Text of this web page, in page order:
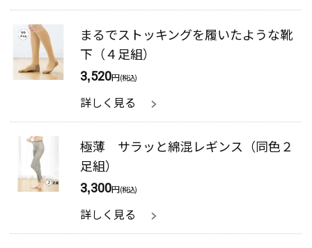
まるでストッキングを履いたような靴
下（４足組）
3,520円(税込)
詳しく見る
極薄 サラッと綿混レギンス（同色２
足組）
3,300円(税込)
詳しく見る